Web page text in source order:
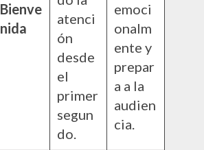
Bienve
nida
atenci
ón
desde
el
primer
segun
do.
emoci
onalm
ente y
prepar
a a la
audien
cia.